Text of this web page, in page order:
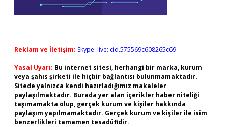
Reklam ve İletişim: Skype: live:.cid.575569c608265c69
Yasal Uyarı: Bu internet sitesi, herhangi bir marka, kurum
veya şahıs şirketi ile hiçbir bağlantısı bulunmamaktadır.
Sitede yalnızca kendi hazırladığımız makaleler
paylaşılmaktadır. Burada yer alan içerikler haber niteliği
taşımamakta olup, gerçek kurum ve kişiler hakkında
paylaşım yapılmamaktadır. Gerçek kurum ve kişiler ile isim
benzerlikleri tamamen tesadüfidir.